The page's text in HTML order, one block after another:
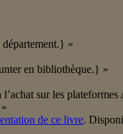
»
en bibliothèque.} »
l’achat sur les
de ce livre.